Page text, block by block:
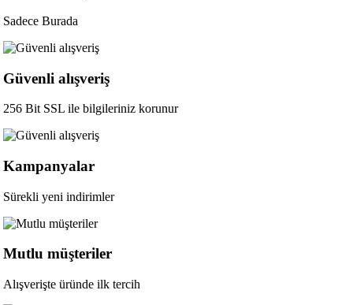
Sadece Burada
Güvenli alışveriş
256 Bit SSL ile bilgileriniz korunur
Kampanyalar
Sürekli yeni indirimler
Mutlu müşteriler
Alışverişte üründe ilk tercih